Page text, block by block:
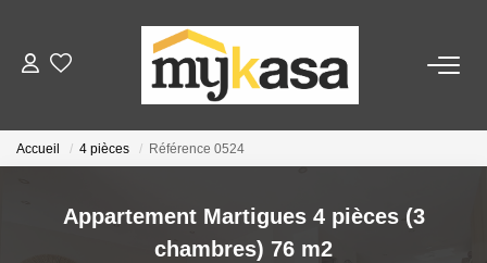
VENTES
ESTIMATION
Accueil 4 pièces Référence 0524
Appartement Martigues 4 pièces (3
chambres) 76 m2